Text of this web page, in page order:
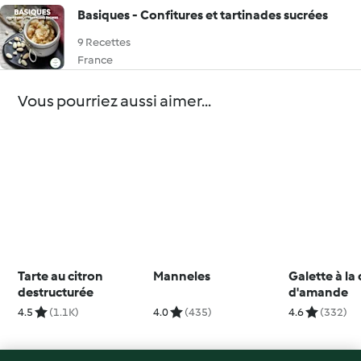
Basiques - Confitures et tartinades sucrées
9 Recettes
France
Vous pourriez aussi aimer...
Tarte au citron
destructurée
4.5 (1.1K)
Manneles
4.0 (435)
Galette à la
d'amande
4.6 (332)